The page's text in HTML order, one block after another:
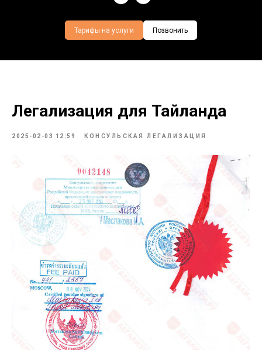
Тарифы на услуги Позвонить
Легализация для Тайланда
2025-02-03 12:59 КОНСУЛЬСКАЯ ЛЕГАЛИЗАЦИЯ